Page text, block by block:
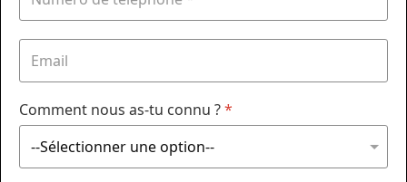
Comment nous as-tu connu ?*